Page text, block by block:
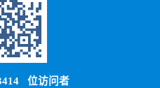
位访问者